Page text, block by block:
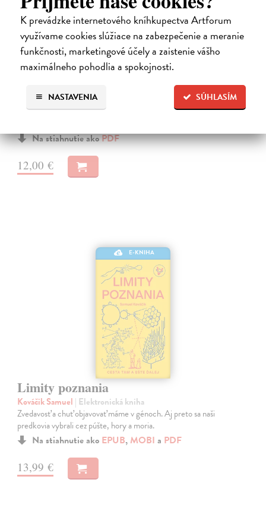
K prevádzke internetového kníhkupectva Artforum
využívame cookies slúžiace na zabezpečenie a meranie
funkčnosti, marketingové účely a zaistenie vášho
maximálneho pohodlia a spokojnosti.
SÚHLASÍM
NASTAVENIA
Kvantová mechanika I.
| Elektronická kniha
První díl moderní dvoudílné učebnice kvantové teorie představuje
ucelený a samostatný úvod do nerelativistické kvantové teorie, který
čtenáře dovede od formální stavby teorie k archetypálním úlohám,
Na stiahnutie akoPDF
12,00 €
E-KNIHA
Limity poznania
Kováčik Samuel | Elektronická kniha
Zvedavosť a chuť objavovať máme v génoch. Aj preto sa naši
predkovia vybrali cez púšte, hory a moria.
Na stiahnutie ako EPUB, MOBI a PDF
13,99 €